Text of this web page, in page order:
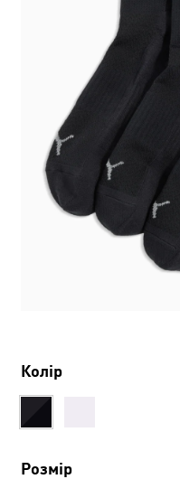
Колір
Розмір